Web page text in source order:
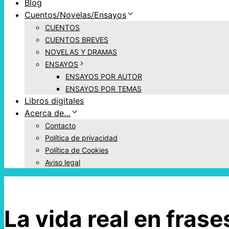
Blog
Cuentos/Novelas/Ensayos
CUENTOS
CUENTOS BREVES
NOVELAS Y DRAMAS
ENSAYOS
ENSAYOS POR AUTOR
ENSAYOS POR TEMAS
Libros digitales
Acerca de…
Contacto
Política de privacidad
Política de Cookies
Aviso legal
La vida real en